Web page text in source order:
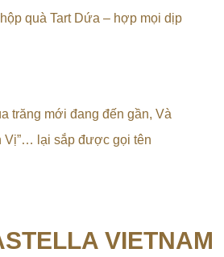
quà Tart Dứa – hợp mọi dịp
trăng mới đang đến gần, Và
Vị”… lại sắp được gọi tên
VIETNAM